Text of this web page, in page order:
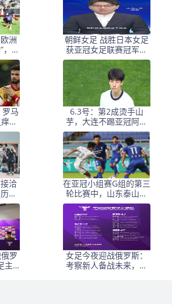
洲
，撕
朝鲜女足 战胜日本女足
获亚冠女足联赛冠军李
在明 发文祝贺
马
能
6.3号：第2成烫手山
芋，大连不踢亚冠阿奇
+马莱莱没必要换练好新
星更重要
洽
与
源
在亚冠小组赛G组的第三
轮比赛中，山东泰山客
场挑战韩国球队仁
罗
主
女足今夜迎战俄罗斯：
考察新人备战未来，古